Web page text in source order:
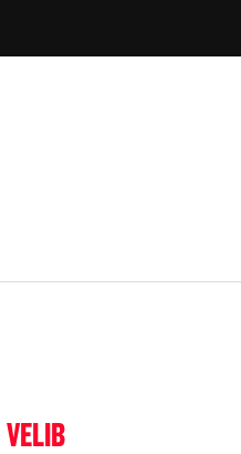
VELIB